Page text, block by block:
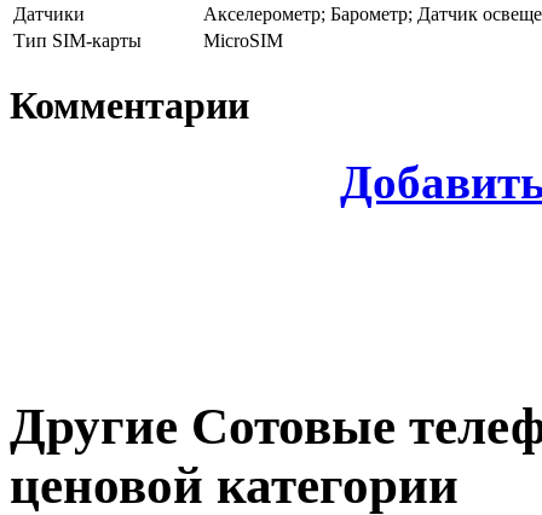
Датчики
Акселерометр; Барометр; Датчик
Тип SIM-карты
MicroSIM
Комментарии
Другие Сотовые
ценовой категории